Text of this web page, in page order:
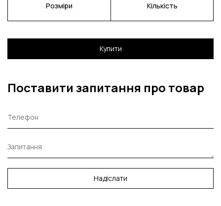
Розміри Кількість
Купити
Поставити запитання про товар
Надіслати